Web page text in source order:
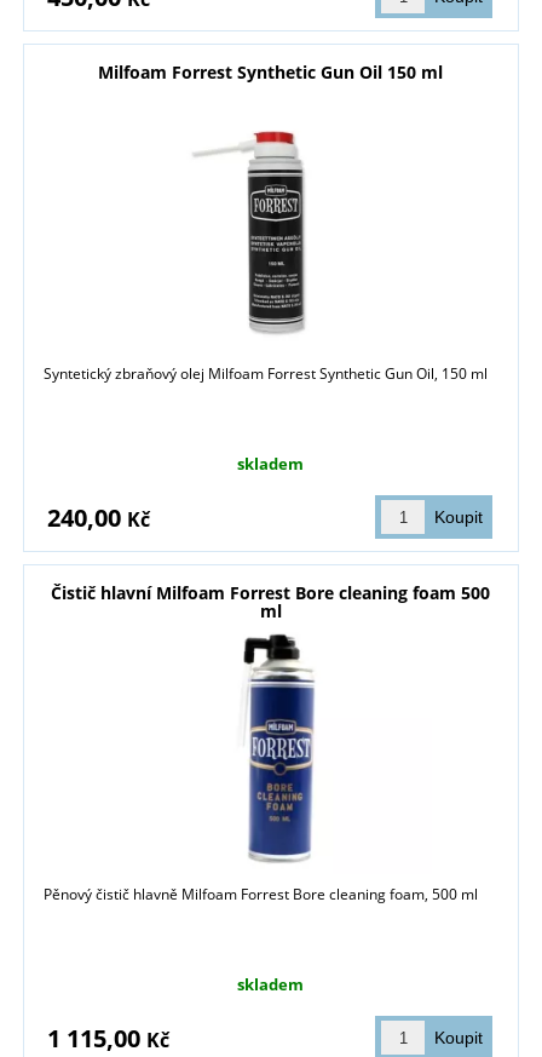
Milfoam Forrest Synthetic Gun Oil 150 ml
Syntetický zbraňový olej Milfoam Forrest Synthetic Gun Oil, 150 ml
skladem
240,00 Kč
Čistič hlavní Milfoam Forrest Bore cleaning foam 500
ml
Pěnový čistič hlavně Milfoam Forrest Bore cleaning foam, 500 ml
skladem
1 115,00 Kč